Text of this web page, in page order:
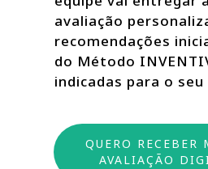
avaliação
recomendações
do Método
indicadas para o
QUERO RECEBER
AVALIAÇÃO